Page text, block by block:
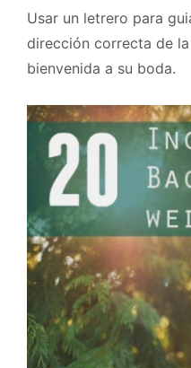
Usar un letrero para
dirección correcta de
bienvenida a su boda.